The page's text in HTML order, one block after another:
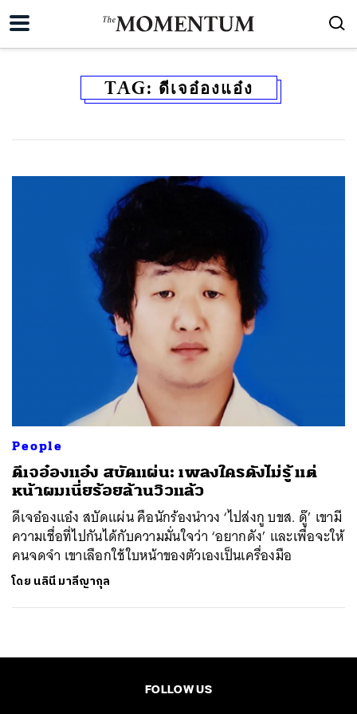
TAG: ดีเจอ๋องแอ๋ง
People
ดีเจอ๋องแอ๋ง สบัดแผ่น: เพลงใครดังไม่รู้ แต่
หน้าผมเนี่ยร้อยล้านวิวแล้ว
ดีเจอ๋องแอ๋ง สบัดแผ่น คือนักร้องนำวง ‘ไปส่งกู บขส. ดู๊’ เขามี
ความเชื่อที่ไปกันได้กับความมั่นใจว่า ‘อยากดัง’ และเพื่อจะให้
คนจดจำ เขาเลือกใช้ใบหน้าของตัวเองเป็นเครื่องมือ
โดย นลินี มาลีญากุล
FOLLOW US
SHARE TWEET LINE EMAIL